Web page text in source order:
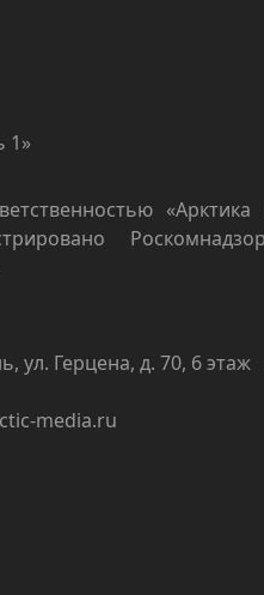
1»
ул. Герцена, д. 70, 6 этаж
media.ru